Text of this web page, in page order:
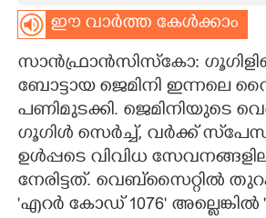
CARTOONS
LITERATURE
ZOOM
CONTACT US
ഈ വാർത്ത കേൾക്കാം
സാൻഫ്രാൻസിസ്കോ:
ബോട്ടായ ജെമിനി ഇന്നലെ
പണിമുടക്കി. ജെമിനിയുടെ
ഗൂഗിൾ സെർച്ച്, വർക്ക്
ഉൾപ്പടെ വിവിധ
നേരിട്ടത്. വെബ്സൈറ്റിൽ
'എറർ കോഡ് 1076'